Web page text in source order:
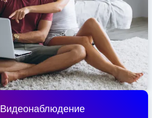
Видеонаблюдение